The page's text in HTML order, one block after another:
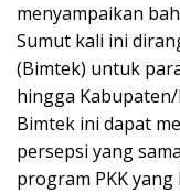
menyampaikan
Sumut kali ini
(Bimtek) untuk
hingga
Bimtek ini dapat
persepsi yang
program PKK